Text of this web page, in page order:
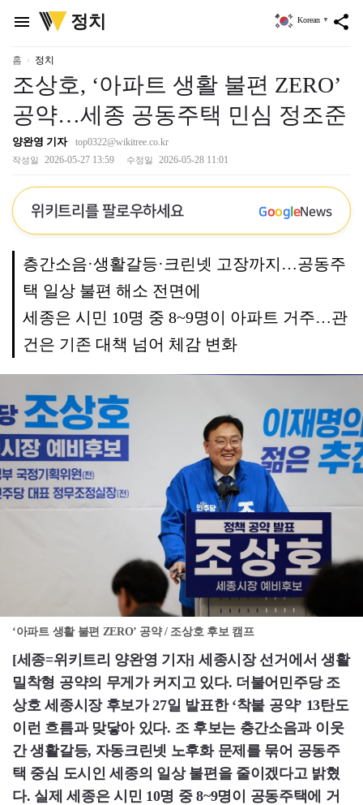
menu
위
키
정치 share
Korean ▼
홈 정치
조상호, ‘아파트 생활 불편 ZERO’
공약…세종 공동주택 민심 정조준
양완영 기자 top0322@wikitree.co.kr
작성일 2026-05-27 13:59 수정일 2026-05-28 11:01
위키트리를 팔로우하세요 GoogleNews
층간소음·생활갈등·크린넷 고장까지…공동주
택 일상 불편 해소 전면에
세종은 시민 10명 중 8~9명이 아파트 거주…관
건은 기존 대책 넘어 체감 변화
‘아파트 생활 불편 ZERO’ 공약 / 조상호 후보 캠프
[세종=위키트리 양완영 기자] 세종시장 선거에서 생활
밀착형 공약의 무게가 커지고 있다. 더불어민주당 조
상호 세종시장 후보가 27일 발표한 ‘착붙 공약’ 13탄도
이런 흐름과 맞닿아 있다. 조 후보는 층간소음과 이웃
간 생활갈등, 자동크린넷 노후화 문제를 묶어 공동주
택 중심 도시인 세종의 일상 불편을 줄이겠다고 밝혔
다. 실제 세종은 시민 10명 중 8~9명이 공동주택에 거